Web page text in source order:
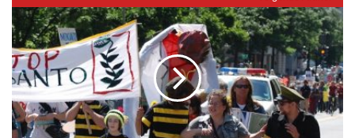
c
h
r
i
j
v
e
r
P
i
j
n
l
i
j
k